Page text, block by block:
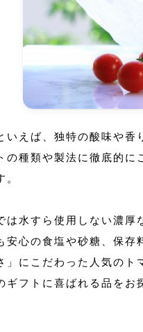
いえば、独特の酸味や
の種類や製法に徹底的
は水すら使用しない濃
安心の食塩や砂糖、保
」にこだわった人気の
ギフトに喜ばれる品をお